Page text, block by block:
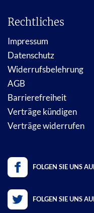
Rechtliches
Impressum
Datenschutz
Widerrufsbelehrung
AGB
Barrierefreiheit
Verträge kündigen
Verträge widerrufen
FOLGEN SIE UNS
FOLGEN SIE UNS